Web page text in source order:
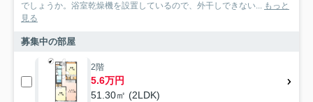
でしょうか。浴室乾燥機を設置しているので、外干しできない... もっと
見る
募集中の部屋
2階
5.6万円
51.30㎡ (2LDK)